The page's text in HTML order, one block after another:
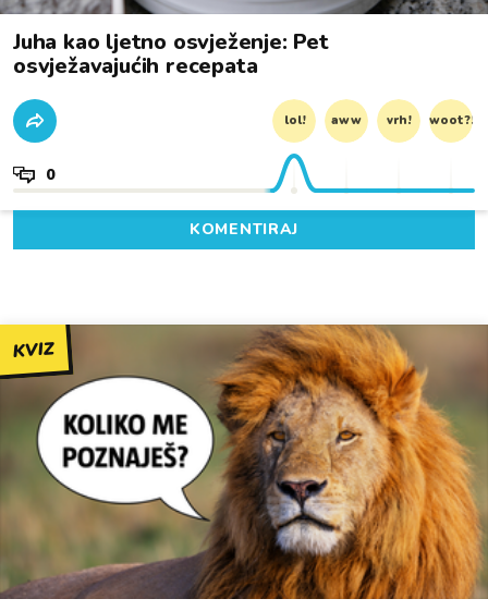
Juha kao ljetno osvježenje: Pet
osvježavajućih recepata
lol! aww vrh! woot?!
0
KOMENTIRAJ
KVIZ